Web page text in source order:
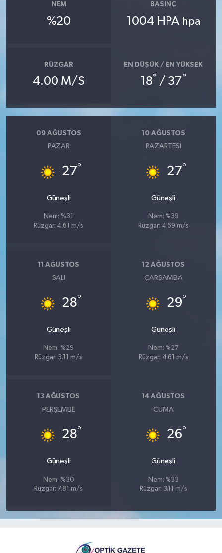
NEM
%20
BASINÇ
1004 HPA hpa
RÜZGAR
4.00 M/S
EN DÜŞÜK / EN YÜKSEK
18° / 37°
09 AĞUSTOS
PAZAR
27°
Güneşli
Nem: %31
Rüzgar: 4.61 m/s
10 AĞUSTOS
PAZARTESI
27°
Güneşli
Nem: %39
Rüzgar: 4.69 m/s
11 AĞUSTOS
SALI
28°
Güneşli
Nem: %29
Rüzgar: 3.11 m/s
12 AĞUSTOS
ÇARŞAMBA
29°
Güneşli
Nem: %27
Rüzgar: 4.61 m/s
13 AĞUSTOS
PERŞEMBE
28°
Güneşli
Nem: %30
Rüzgar: 7.81 m/s
14 AĞUSTOS
CUMA
26°
Güneşli
Nem: %33
Rüzgar: 3.11 m/s